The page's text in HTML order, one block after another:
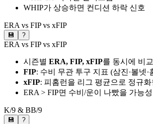
WHIP가 상승하면 컨디션 하락 신호
ERA vs FIP vs xFIP
💾 ?
ERA vs FIP vs xFIP
시즌별 ERA, FIP, xFIP를 동시에 비교
FIP: 수비 무관 투구 지표 (삼진·볼넷·
xFIP: 피홈런을 리그 평균으로 정규화
ERA > FIP면 수비/운이 나빴을 가능성
K/9 & BB/9
💾 ?